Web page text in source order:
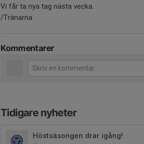
Vi får ta nya tag nästa vecka.
/Tränarna
Kommentarer
Tidigare nyheter
Höstsäsongen drar igång!